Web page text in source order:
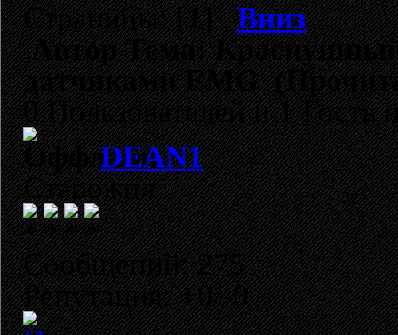
Страницы: [1]Вниз
АвторТема: Краснушный
датчиками EMG
0 Пользователей и 1 Гость
DEAN1
Старожил
Сообщений: 275
Репутация: +0/-0